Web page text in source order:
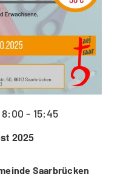
2025
8:00 - 15:45
Saarbrücken